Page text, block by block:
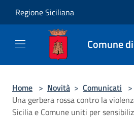
Regione Siciliana
Comune
Home > Novità > Comunicati >
Una gerbera rossa contro la
Sicilia e Comune uniti per